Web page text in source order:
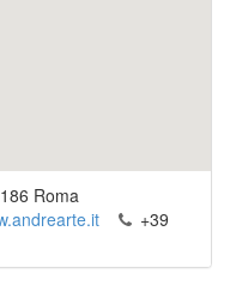
Roma
+39